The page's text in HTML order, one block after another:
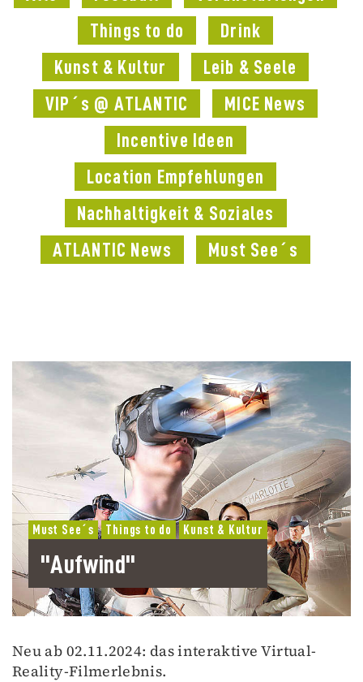
Things to do
Drink
Kunst & Kultur
Leib & Seele
VIP´s @ ATLANTIC
MICE News
Incentive Ideen
Location Empfehlungen
Nachhaltigkeit & Soziales
ATLANTIC News
Must See´s
Must See´s Things to do Kunst & Kultur
"Aufwind"
Neu ab 02.11.2024: das interaktive Virtual-
Reality-Filmerlebnis.